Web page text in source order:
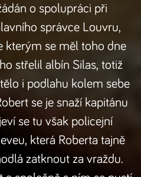
o spolupráci při
správce Louvru,
kterým se měl toho dne
střelil albín Silas, totiž
i podlahu kolem sebe
se je snaží kapitánu
se tu však policejní
která Roberta tajně
zatknout za vraždu.